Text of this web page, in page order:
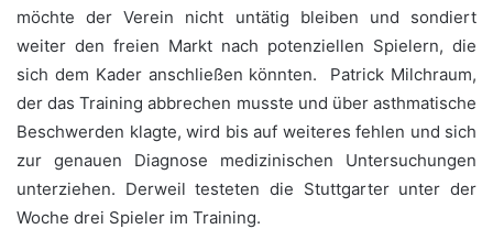
möchte der Verein nicht untätig bleiben und sondiert
weiter den freien Markt nach potenziellen Spielern, die
sich dem Kader anschließen könnten. Patrick Milchraum,
der das Training abbrechen musste und über asthmatische
Beschwerden klagte, wird bis auf weiteres fehlen und sich
zur genauen Diagnose medizinischen Untersuchungen
unterziehen. Derweil testeten die Stuttgarter unter der
Woche drei Spieler im Training.